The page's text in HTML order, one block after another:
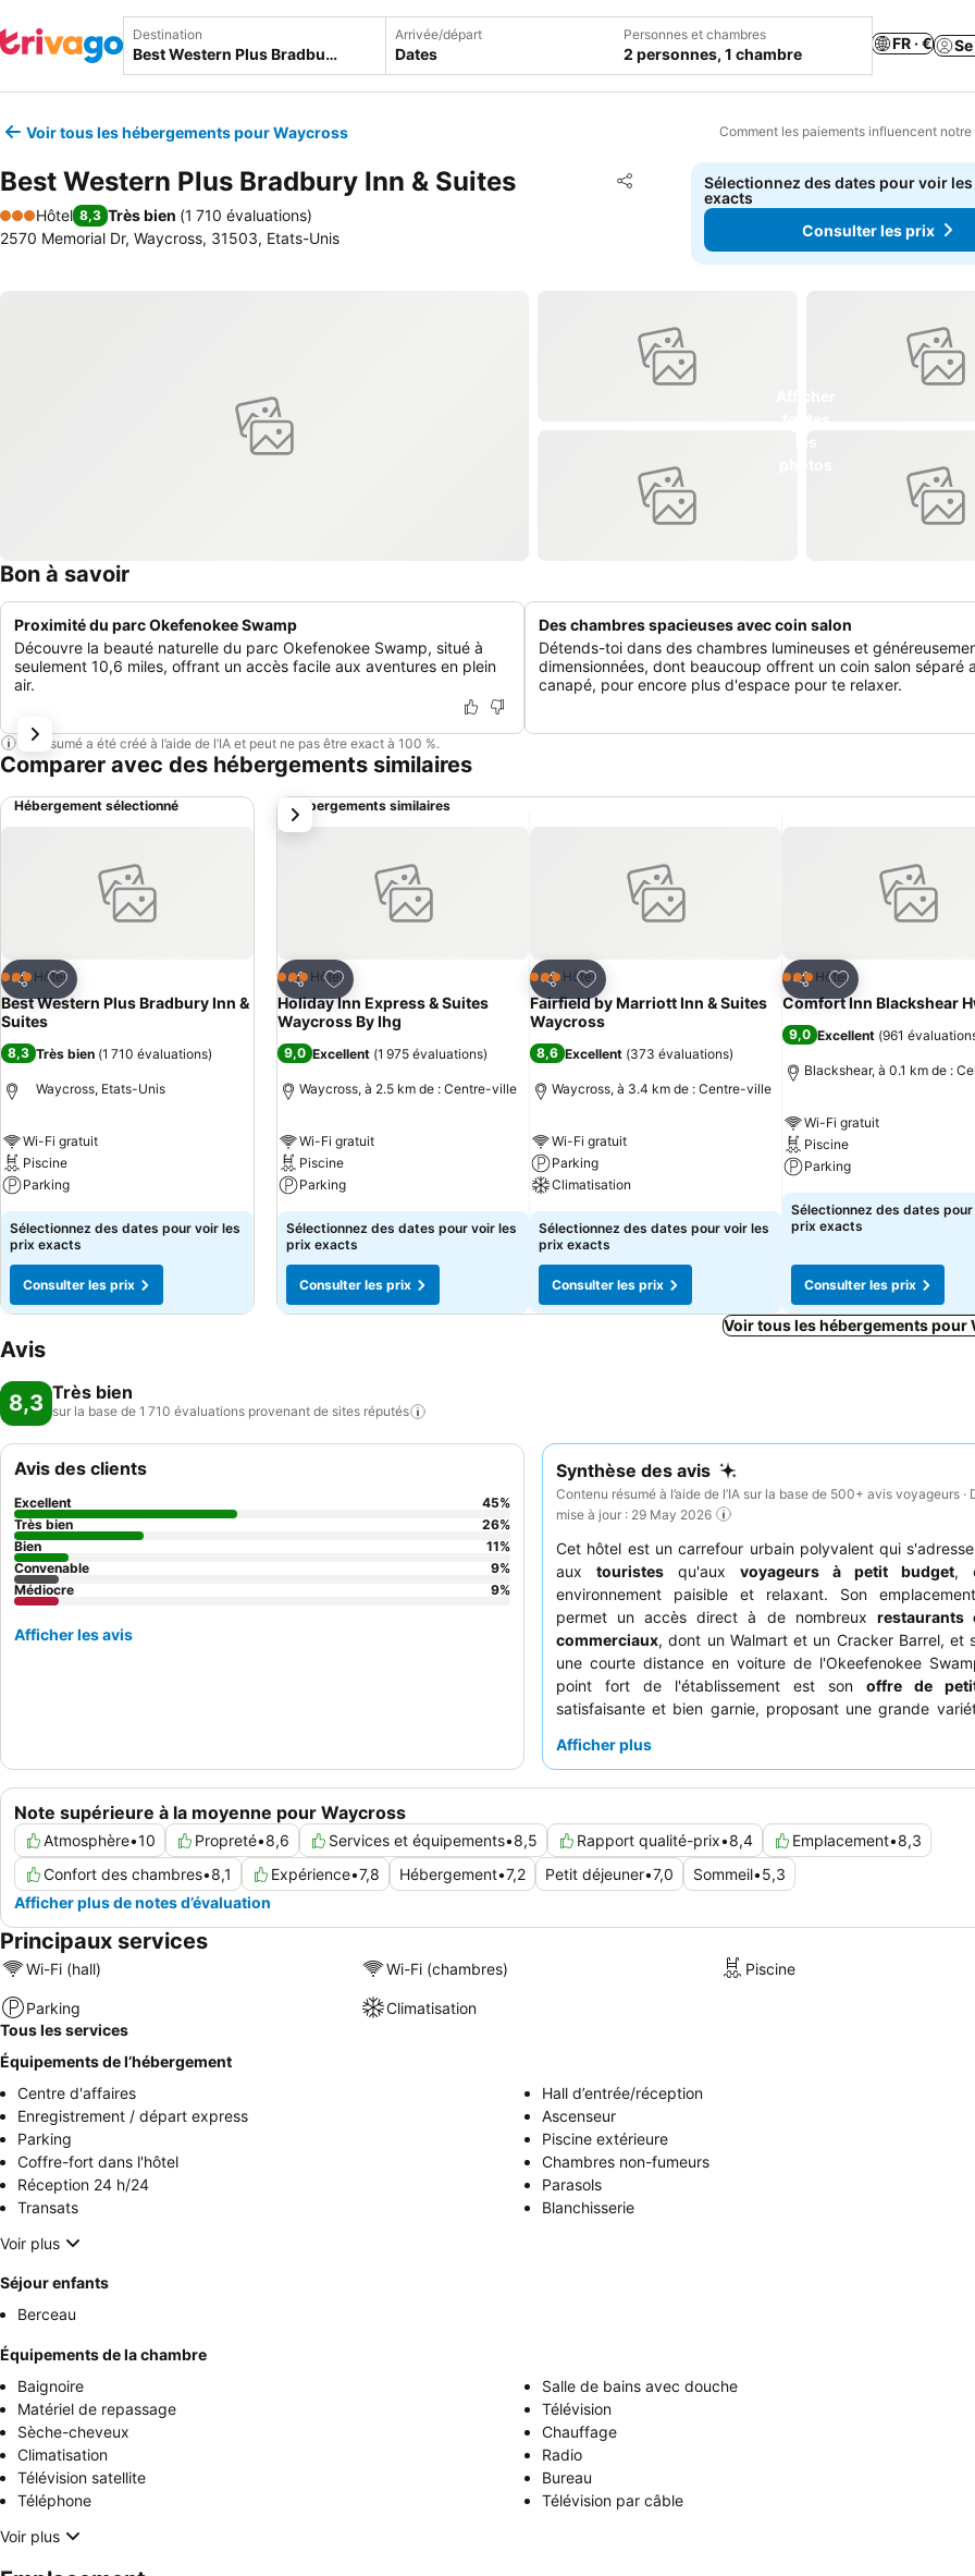
Destination Arrivée/départ
Dates
Personnes et chambres
2 personnes, 1 chambre
FR · €
Voir tous les hébergements pour Waycross Comment les paiements influencent
Best Western Plus Bradbury Inn & Suites Partager
Ajouter à mes favoris
3 Étoiles
Hôtel 8,3 Très bien (1 710 évaluations)
2570 Memorial Dr, Waycross, 31503, Etats-Unis
Sélectionnez des dates pour voir
exacts
Consulter les prix
Bon à savoir
Proximité du parc Okefenokee Swamp
Découvre la beauté naturelle du parc Okefenokee Swamp, situé à
seulement 10,6 miles, offrant un accès facile aux aventures en plein
air.
Des chambres spacieuses avec coin salon
Détends-toi dans des chambres lumineuses et
dimensionnées, dont beaucoup offrent un coin salon séparé
canapé, pour encore plus d'espace pour te relaxer.
Ce résumé a été créé à l’aide de l’IA et peut ne pas être exact à 100 %.
Comparer avec des hébergements similaires
Hébergement sélectionné
Partager
Ajouter à mes favoris
3 ÉtoilesHôtel
Best Western Plus Bradbury Inn &
Suites
8,3 Très bien (1 710 évaluations)
Waycross, Etats-Unis
Wi-Fi gratuit
Piscine
Parking
Sélectionnez des dates pour voir les
prix exacts
Consulter les prix
Hébergements similaires
Partager
Ajouter à mes favoris
3 ÉtoilesHôtel
Holiday Inn Express & Suites
Waycross By Ihg
9,0 Excellent (1 975 évaluations)
Waycross, à 2.5 km de : Centre-ville
Wi-Fi gratuit
Piscine
Parking
Sélectionnez des dates pour voir les
prix exacts
Consulter les prix
Partager
Ajouter à mes favoris
3 ÉtoilesHôtel
Fairfield by Marriott Inn & Suites
Waycross
8,6 Excellent (373 évaluations)
Waycross, à 3.4 km de : Centre-ville
Wi-Fi gratuit
Parking
Climatisation
Sélectionnez des dates pour voir les
prix exacts
Consulter les prix
Partager
Ajouter à mes
3 ÉtoilesHôtel
Comfort Inn Blackshear
9,0 Excellent (961
Blackshear, à 0.1 km de :
Wi-Fi gratuit
Piscine
Parking
Sélectionnez des dates pour
prix exacts
Consulter les prix
suivant
Voir tous les hébergements pour
Avis
8,3 Très bien
sur la base de 1 710 évaluations provenant de sites réputés
Synthèse des avis
Contenu résumé à l’aide de l’IA sur la base de 500+ avis voyageurs ·
mise à jour : 29 May 2026
Cet hôtel est un carrefour urbain polyvalent qui
aux touristes qu'aux voyageurs à petit budget,
environnement paisible et relaxant. Son
permet un accès direct à de nombreux restaurants
commerciaux, dont un Walmart et un Cracker Barrel, et
une courte distance en voiture de l'Okeefenokee
point fort de l'établissement est son offre de
satisfaisante et bien garnie, proposant une grande
personnel amical et serviable
confortables et de nombreux oreillers.
Afficher plus
Note supérieure à la moyenne pour Waycross
Atmosphère•10 Propreté•8,6 Services et équipements•8,5 Rapport qualité-prix•8,4 Emplacement•8,3
Confort des chambres•8,1 Expérience•7,8 Hébergement•7,2 Petit déjeuner•7,0 Sommeil•5,3
Afficher plus de notes d’évaluation
Avis des clients
Excellent 45%
Très bien
26%
Bien
11%
Convenable
9%
Médiocre
9%
Afficher les avis
Principaux services
Wi-Fi (hall) Wi-Fi (chambres) Piscine
Parking
Climatisation
Tous les services
Équipements de l’hébergement
Centre d'affaires
Hall d’entrée/réception
Enregistrement / départ express
Ascenseur
Parking
Piscine extérieure
Coffre-fort dans l'hôtel
Chambres non-fumeurs
Réception 24 h/24
Parasols
Transats
Blanchisserie
Voir plus
Séjour enfants
Berceau
Équipements de la chambre
Baignoire
Salle de bains avec douche
Matériel de repassage
Télévision
Sèche-cheveux
Chauffage
Climatisation
Radio
Télévision satellite
Bureau
Téléphone
Télévision par câble
Voir plus